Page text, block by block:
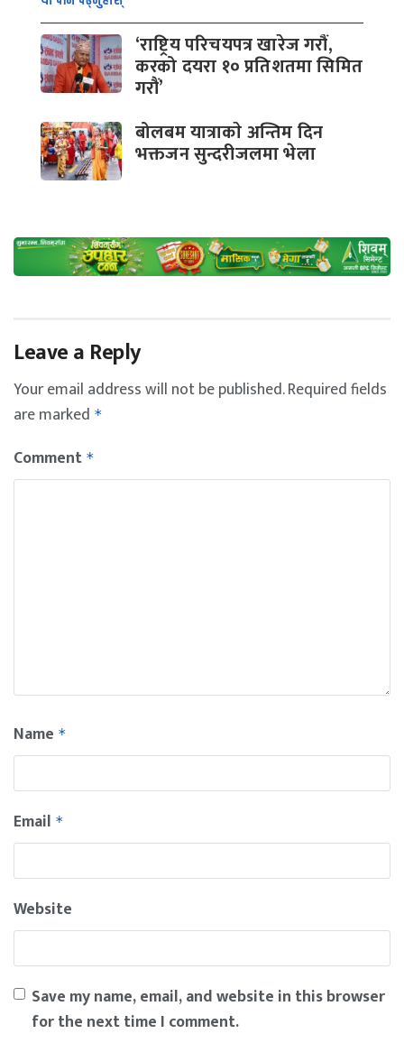
‘राष्ट्रिय परिचयपत्र खारेज गरौं,
करको दयरा १० प्रतिशतमा सिमित
गरौं’
बोलबम यात्राकाे अन्तिम दिन
भक्तजन सुन्दरीजलमा भेला
Leave a Reply
Your email address will not be published.Required fields
are marked *
Comment *
Name *
Email *
Website
Save my name, email, and website in this browser
for the next time I comment.